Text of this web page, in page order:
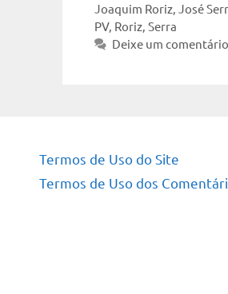
Joaquim Roriz, José
PV, Roriz, Serra
Deixe um comentário
Termos de Uso do Site
Termos de Uso dos